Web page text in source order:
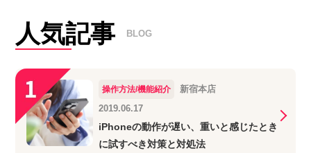
人気記事 BLOG
操作方法/機能紹介
新宿本店
2019.06.17
iPhoneの動作が遅い、重いと感じたとき
に試すべき対策と対処法